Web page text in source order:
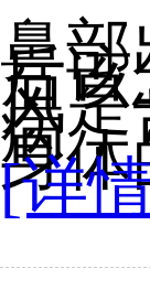
鼻部
后该
风是
病，
身体
[详